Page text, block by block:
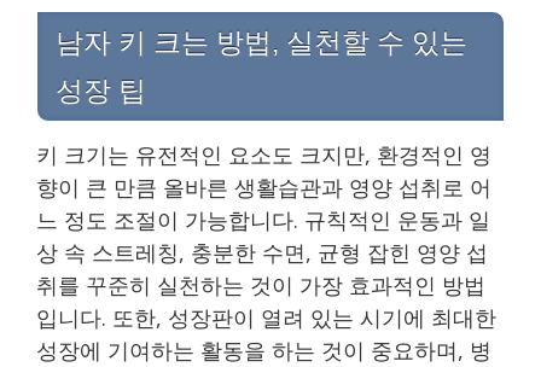
남자 키 크는 방법, 실천할 수 있는
성장 팁
키 크기는 유전적인 요소도 크지만, 환경적인 영
향이 큰 만큼 올바른 생활습관과 영양 섭취로 어
느 정도 조절이 가능합니다. 규칙적인 운동과 일
상 속 스트레칭, 충분한 수면, 균형 잡힌 영양 섭
취를 꾸준히 실천하는 것이 가장 효과적인 방법
입니다. 또한, 성장판이 열려 있는 시기에 최대한
성장에 기여하는 활동을 하는 것이 중요하며, 병